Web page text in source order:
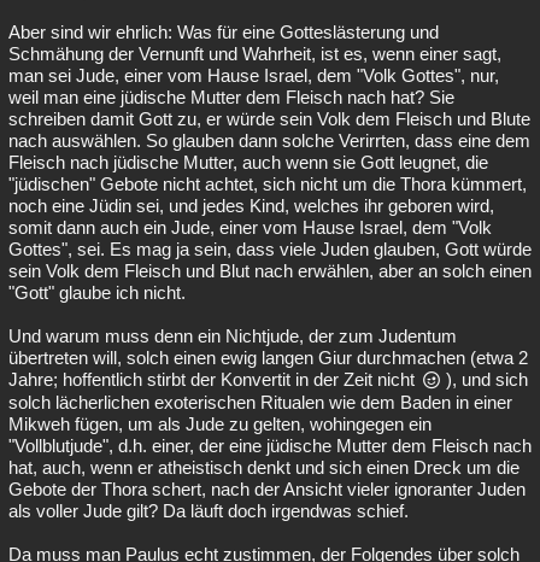
Aber sind wir ehrlich: Was für eine Gotteslästerung und
Schmähung der Vernunft und Wahrheit, ist es, wenn einer sagt,
man sei Jude, einer vom Hause Israel, dem "Volk Gottes", nur,
weil man eine jüdische Mutter dem Fleisch nach hat? Sie
schreiben damit Gott zu, er würde sein Volk dem Fleisch und Blute
nach auswählen. So glauben dann solche Verirrten, dass eine dem
Fleisch nach jüdische Mutter, auch wenn sie Gott leugnet, die
"jüdischen" Gebote nicht achtet, sich nicht um die Thora kümmert,
noch eine Jüdin sei, und jedes Kind, welches ihr geboren wird,
somit dann auch ein Jude, einer vom Hause Israel, dem "Volk
Gottes", sei. Es mag ja sein, dass viele Juden glauben, Gott würde
sein Volk dem Fleisch und Blut nach erwählen, aber an solch einen
"Gott" glaube ich nicht.
Und warum muss denn ein Nichtjude, der zum Judentum
übertreten will, solch einen ewig langen Giur durchmachen (etwa 2
Jahre; hoffentlich stirbt der Konvertit in der Zeit nicht
), und sich
solch lächerlichen exoterischen Ritualen wie dem Baden in einer
Mikweh fügen, um als Jude zu gelten, wohingegen ein
"Vollblutjude", d.h. einer, der eine jüdische Mutter dem Fleisch nach
hat, auch, wenn er atheistisch denkt und sich einen Dreck um die
Gebote der Thora schert, nach der Ansicht vieler ignoranter Juden
als voller Jude gilt? Da läuft doch irgendwas schief.
Da muss man Paulus echt zustimmen, der Folgendes über solch